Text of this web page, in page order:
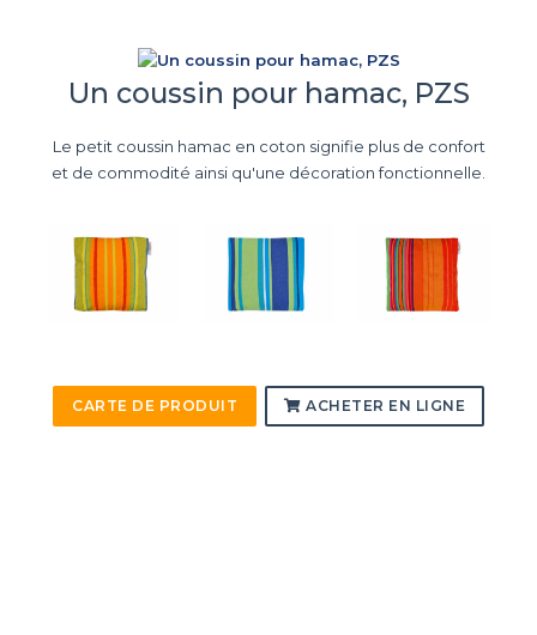
Un coussin pour hamac, PZS
Le petit coussin hamac en coton signifie plus de confort
et de commodité ainsi qu'une décoration fonctionnelle.
CARTE DE PRODUIT ACHETER EN LIGNE